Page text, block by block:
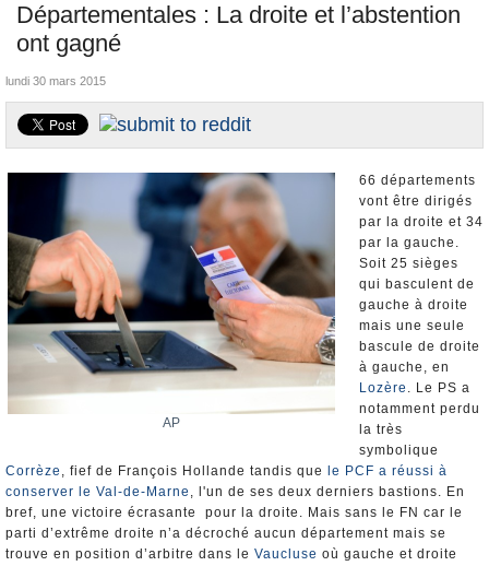
Ministères/Directions
Blog
Elections européennes
Départementales : La droite et l’abstention
ont gagné
Polémiques
Où va l’argent?
La France et le Monde
Nominations et Démissions
Elections européennes
Infos insolites
lundi 30 mars 2015
AP
66 départements
vont être dirigés
par la droite et 34
par la gauche.
Soit 25 sièges
qui basculent de
gauche à droite
mais une seule
bascule de droite
à gauche, en
Lozère . Le PS a
notamment perdu
la très
symbolique
Corrèze , fief de François Hollande tandis que
le PCF a réussi à
conserver le Val-de-Marne , l'un de ses deux derniers bastions. En
bref, une victoire écrasante pour la droite. Mais sans le FN car le
parti d’extrême droite n’a décroché aucun département mais se
trouve en position d’arbitre dans le Vaucluse où gauche et droite